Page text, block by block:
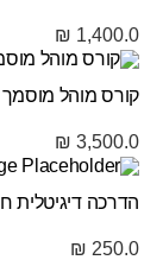
1,400.0
₪
קורס מוהל מוסמך
3,500.0
₪
הדרכה
250.0
₪